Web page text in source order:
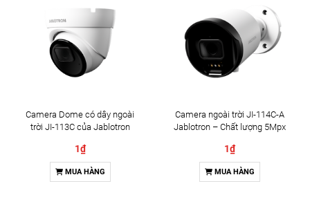
Camera Dome có dây ngoài
trời JI-113C của Jablotron
1₫
MUA HÀNG
Camera ngoài trời JI-114C-A
Jablotron – Chất lượng 5Mpx
1₫
MUA HÀNG